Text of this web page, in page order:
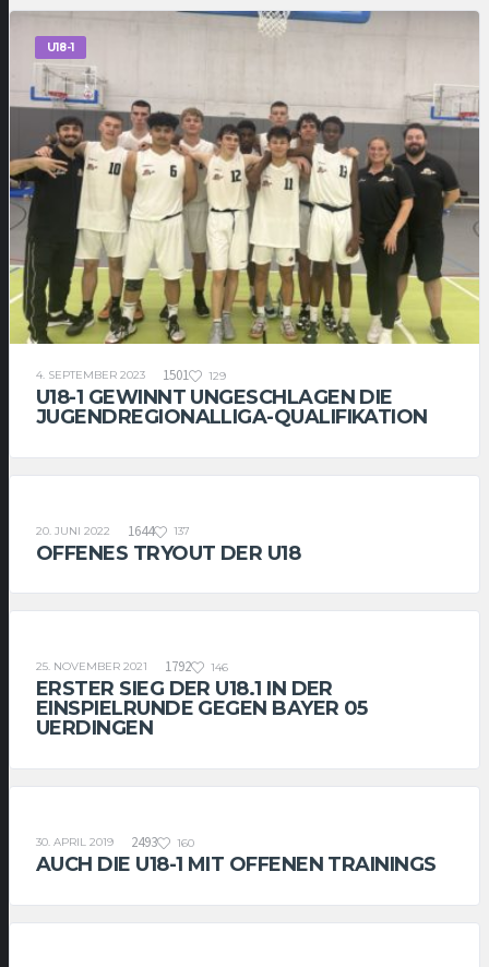
U18-1
4. SEPTEMBER 2023 1501 129
U18-1 GEWINNT UNGESCHLAGEN DIE
JUGENDREGIONALLIGA-QUALIFIKATION
20. JUNI 2022
1644 137
OFFENES TRYOUT DER U18
25. NOVEMBER 2021
1792 146
ERSTER SIEG DER U18.1 IN DER
EINSPIELRUNDE GEGEN BAYER 05
UERDINGEN
30. APRIL 2019
2493 160
AUCH DIE U18-1 MIT OFFENEN TRAININGS